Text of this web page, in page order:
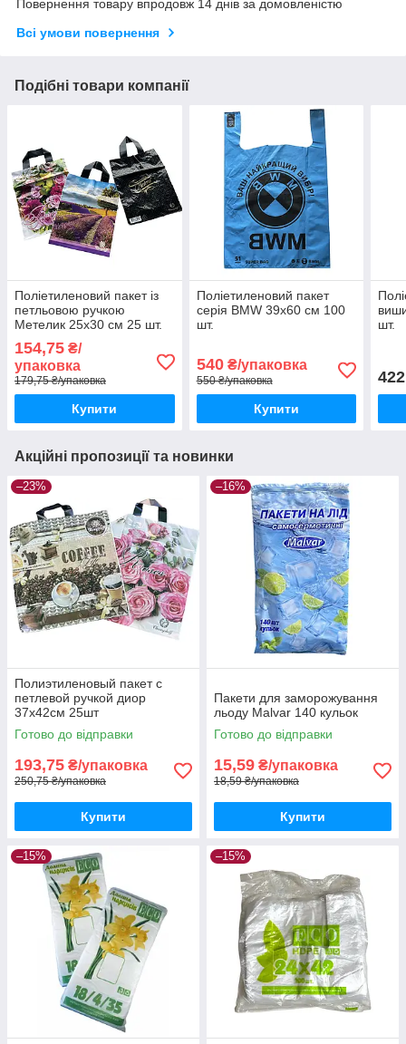
Повернення товару впродовж 14 днів за домовленістю
Всі умови повернення
Подібні товари компанії
Поліетиленовий пакет із
петльовою ручкою
Метелик 25х30 см 25 шт.
154,75 ₴/
упаковка
179,75 ₴/упаковка
Купити
Поліетиленовий пакет
серія BMW 39х60 см 100
шт.
540₴/упаковка
550 ₴/упаковка
Купити
шт.
422
Акційні пропозиції та новинки
–23%
Полиэтиленовый пакет с
петлевой ручкой диор
37х42см 25шт
Готово до відправки
193,75 ₴/упаковка
250,75 ₴/упаковка
Купити
–16%
Пакети для заморожування
льоду Malvar 140 кульок
Готово до відправки
15,59 ₴/упаковка
18,59 ₴/упаковка
Купити
–15% –15%